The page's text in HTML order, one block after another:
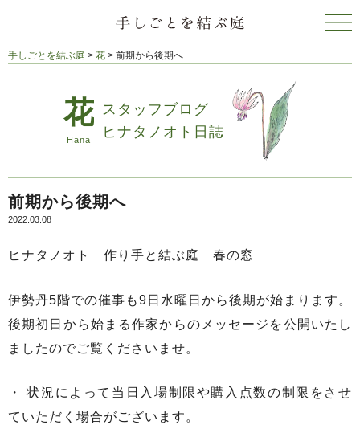
手しごとを結ぶ庭 > 花 > 前期から後期へ
スタッフブログ
ヒナタノオト日誌
前期から後期へ
2022.03.08
ヒナタノオト 作り手と結ぶ庭 春の窓
伊勢丹5階での催事も9日水曜日から後期が始まります。
後期初日から始まる作家からのメッセージを公開いたし
ましたのでご覧くださいませ。
・ 状況によって当日入場制限や購入点数の制限をさせ
ていただく場合がございます。